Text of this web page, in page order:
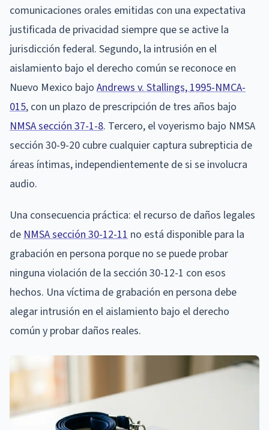
comunicaciones orales emitidas con una expectativa
justificada de privacidad siempre que se active la
jurisdicción federal. Segundo, la intrusión en el
aislamiento bajo el derecho común se reconoce en
Nuevo Mexico bajo Andrews v. Stallings, 1995-NMCA-
015, con un plazo de prescripción de tres años bajo
NMSA sección 37-1-8. Tercero, el voyerismo bajo NMSA
sección 30-9-20 cubre cualquier captura subrepticia de
áreas íntimas, independientemente de si se involucra
audio.
Una consecuencia práctica: el recurso de daños legales
deNMSA sección 30-12-11 no está disponible para la
grabación en persona porque no se puede probar
ninguna violación de la sección 30-12-1 con esos
hechos. Una víctima de grabación en persona debe
alegar intrusión en el aislamiento bajo el derecho
común y probar daños reales.